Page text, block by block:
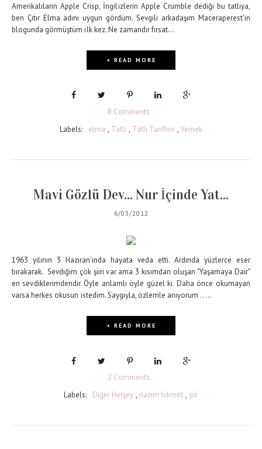
Amerikalıların Apple Crisp, İngilizlerin Apple Crumble dediği bu tatlıya,
ben Çıtır Elma adını uygun gördüm. Sevgili arkadaşım Maceraperest'in
blogunda görmüştüm ilk kez. Ne zamandır fırsat...
+ READ MORE
8 Comments
Labels:
elma , Tatlı , Tatlı Tarifleri , Yemek
Mavi Gözlü Dev... Nur İçinde Yat...
6/03/2012
1963 yılının 3 Haziran'ında hayata veda etti. Ardında yüzlerce eser
bırakarak. Sevdiğim çok şiiri var ama 3 kısımdan oluşan "Yaşamaya Dair"
en sevdiklerimdendir. Öyle anlamlı öyle güzel ki. Daha önce okumayan
varsa herkes okusun istedim. Saygıyla, özlemle anıyorum .....
+ READ MORE
2 Comments
Labels:
Diğer Herşey , nazım hikmet , şiir